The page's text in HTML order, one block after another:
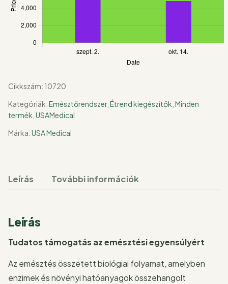
Cikkszám: 10720
Kategóriák:Emésztőrendszer, Étrend kiegészítők Minden
termék USAMedical
Márka:USA Medical
Leírás További információk
Leírás
Tudatos támogatás az emésztési egyensúlyért
Az emésztés összetett biológiai folyamat, amelyben
enzimek és növényi hatóanyagok összehangolt